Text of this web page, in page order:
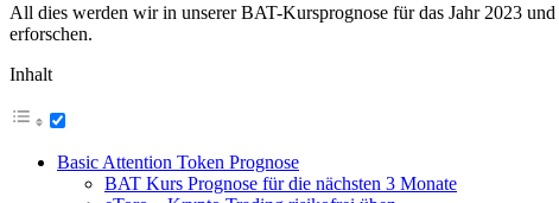
All dies werden wir in unserer BAT-Kursprognose für das Jahr 2023
erforschen.
Inhalt
Basic Attention Token Prognose
BAT Kurs Prognose für die nächsten 3 Monate